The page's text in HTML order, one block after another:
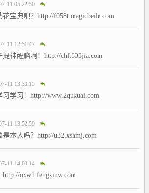
11 05:22:50
宝典吧？http://f058t.magicbeile.com
11 12:51:47
提神醒脑啊！http://chf.333jia.com
11 13:30:15
学习！http://www.2qukuai.com
11 13:52:59
本人吗？http://u32.xshmj.com
11 14:09:14
oxw1.fengxinw.com